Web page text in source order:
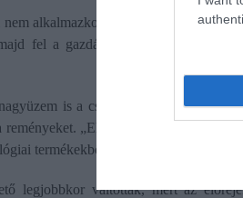
alkalmazkodik ezekre a
fel a gazdálkodással, mert nem
is a csökkenő hozamok, a
reményeket. „Ehhez megvannak az
termékekből” – magyarázza a
legjobbkor váltottak, mert az